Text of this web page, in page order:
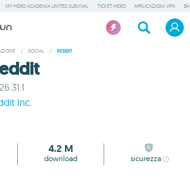
MY HERO ACADEMIA UNITED SURVIVAL TICKET HERO APPLICAZIONI VPN
/ SOCIAL / REDDIT
Inc.
4.2 M
download sicurezza